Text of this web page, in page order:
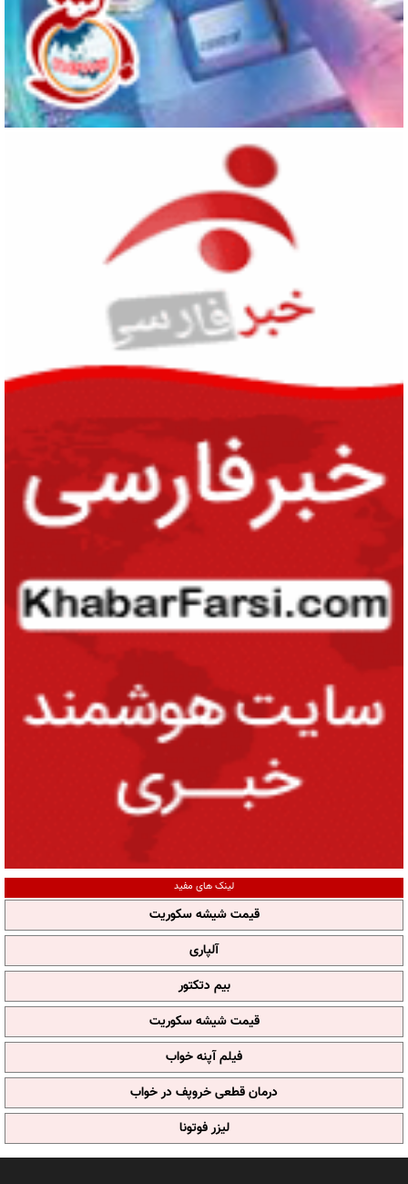
لینک های مفید
قیمت شیشه سکوریت
آلپاری
بیم دتکتور
قیمت شیشه سکوریت
فیلم آپنه خواب
درمان قطعی خروپف در خواب
لیزر فوتونا